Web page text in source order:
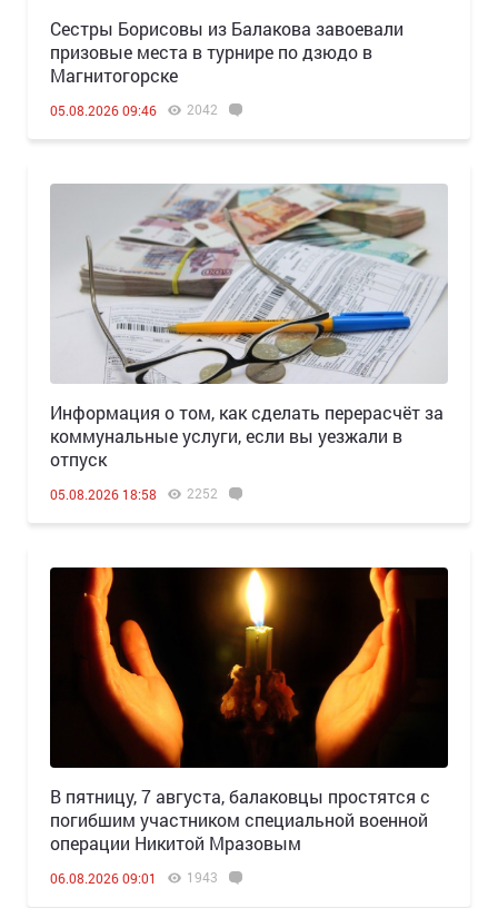
Сестры Борисовы из Балакова завоевали
призовые места в турнире по дзюдо в
Магнитогорске
05.08.2026 09:46 2042
Информация о том, как сделать перерасчёт за
коммунальные услуги, если вы уезжали в
отпуск
05.08.2026 18:58 2252
В пятницу, 7 августа, балаковцы простятся с
погибшим участником специальной военной
операции Никитой Мразовым
06.08.2026 09:01 1943